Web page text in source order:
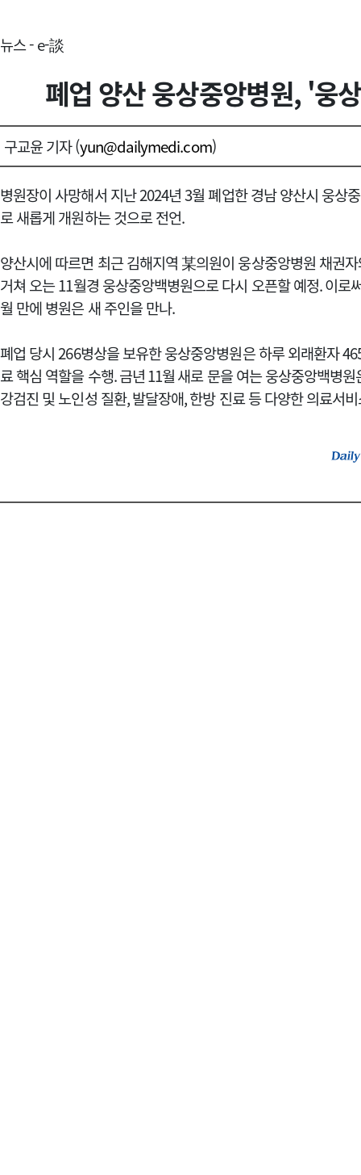
뉴스 - e-談
폐업 양산 웅상중앙병원, '웅
구교윤 기자 (yun@dailymedi.com)
병원장이 사망해서 지난 2024년3월 폐업한 경남 양산시 웅상
로 새롭게 개원하는 것으로 전언.
양산시에 따르면 최근 김해지역 某의원이 웅상중앙병원 채권
거쳐 오는11월경 웅상중앙백병원으로 다시 오픈할 예정. 이로
월 만에 병원은 새 주인을 만나.
폐업 당시266병상을 보유한 웅상중앙병원은 하루 외래환자
료 핵심 역할을 수행. 금년 11월새로 문을 여는 웅상중앙백병
강검진 및 노인성 질환,발달장애,한방 진료 등 다양한 의료서